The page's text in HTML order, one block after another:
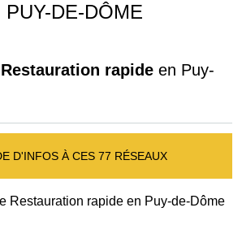
PUY-DE-DÔME
rapide en Puy-
D'INFOS À CES 77 RÉSEAUX
Restauration rapide en Puy-de-Dôme